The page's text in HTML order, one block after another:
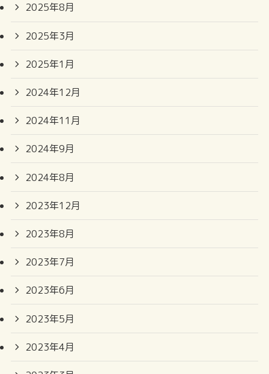
2025年8月
2025年3月
2025年1月
2024年12月
2024年11月
2024年9月
2024年8月
2023年12月
2023年8月
2023年7月
2023年6月
2023年5月
2023年4月